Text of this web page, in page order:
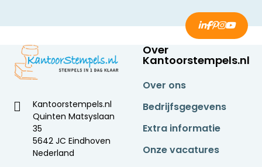
Kantoorstempels.nl
Quinten Matsyslaan
35
5642 JC Eindhoven
Nederland
Over
Kantoorstempels.nl
Over ons
Bedrijfsgegevens
Extra informatie
Onze vacatures